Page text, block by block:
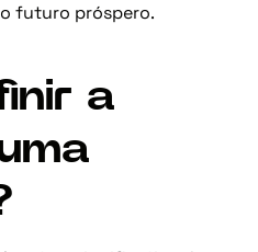
futuro próspero.
a